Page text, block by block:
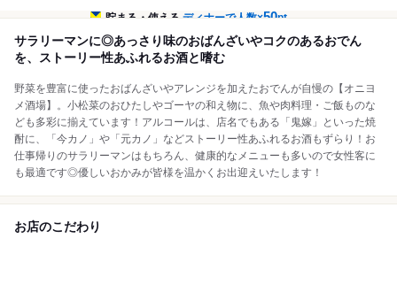
貯まる・使えるディナーで人数×50pt
サラリーマンに◎あっさり味のおばんざいやコクのあるおでん
を、ストーリー性あふれるお酒と嗜む
野菜を豊富に使ったおばんざいやアレンジを加えたおでんが自慢の【オニヨ
メ酒場】。小松菜のおひたしやゴーヤの和え物に、魚や肉料理・ご飯ものな
ども多彩に揃えています！アルコールは、店名でもある「鬼嫁」といった焼
酎に、「今カノ」や「元カノ」などストーリー性あふれるお酒もずらり！お
仕事帰りのサラリーマンはもちろん、健康的なメニューも多いので女性客に
も最適です◎優しいおかみが皆様を温かくお出迎えいたします！
お店のこだわり